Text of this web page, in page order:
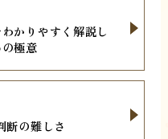
かりやすく解説し
極意
断の難しさ